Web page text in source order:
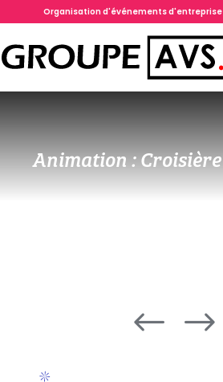
Organisation d'événements d'entreprise
Animation :